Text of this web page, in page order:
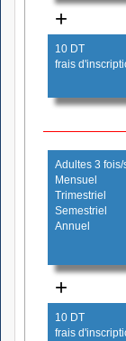
+
10 DT
frais
Adultes 3
Mensuel
Trimestriel
Semestriel
Annuel
+
10 DT
frais